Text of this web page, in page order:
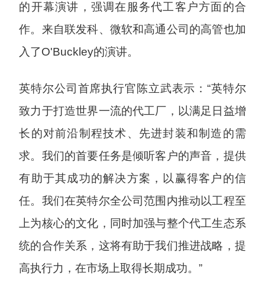
的开幕演讲，强调在服务代工客户方面的合
作。来自联发科、微软和高通公司的高管也加
入了O'Buckley的演讲。
英特尔公司首席执行官陈立武表示：“英特尔
致力于打造世界一流的代工厂，以满足日益增
长的对前沿制程技术、先进封装和制造的需
求。我们的首要任务是倾听客户的声音，提供
有助于其成功的解决方案，以赢得客户的信
任。我们在英特尔全公司范围内推动以工程至
上为核心的文化，同时加强与整个代工生态系
统的合作关系，这将有助于我们推进战略，提
高执行力，在市场上取得长期成功。”